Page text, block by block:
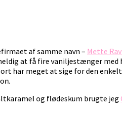
af samme navn – Mette
at få fire vaniljestænger med
har meget at sige for den
og flødeskum brugte jeg